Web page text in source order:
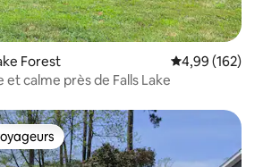
Forest Évaluation
4,99 (162)
calme près de Falls Lake
les plus appréciés